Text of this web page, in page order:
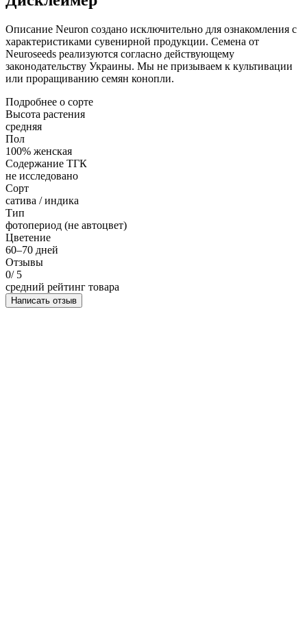
Описание Neuron создано исключительно для ознакомления с
характеристиками сувенирной продукции. Семена от
Neuroseeds реализуются согласно действующему
законодательству Украины. Мы не призываем к культивации
или проращиванию семян конопли.
Подробнее о сорте
Высота растения
средняя
Пол
100% женская
Содержание ТГК
не исследовано
Сорт
сатива / индика
Тип
фотопериод (не автоцвет)
Цветение
60–70 дней
Отзывы
0/ 5
средний рейтинг товара
Написать отзыв